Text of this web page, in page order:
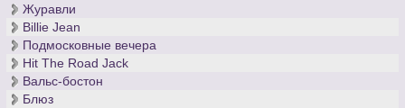
Журавли
Billie Jean
Подмосковные вечера
Hit The Road Jack
Вальс-бостон
Блюз